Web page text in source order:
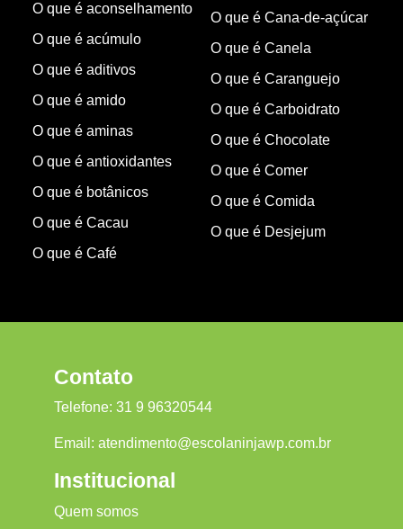
O que é aconselhamento
O que é acúmulo
O que é aditivos
O que é amido
O que é aminas
O que é antioxidantes
O que é botânicos
O que é Cacau
O que é Café
O que é Cana-de-açúcar
O que é Canela
O que é Caranguejo
O que é Carboidrato
O que é Chocolate
O que é Comer
O que é Comida
O que é Desjejum
Contato
Telefone: 31 9 96320544
Email: atendimento@escolaninjawp.com.br
Institucional
Quem somos